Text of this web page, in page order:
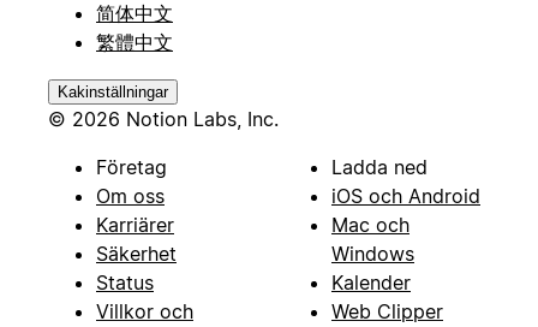
简体中文
繁體中文
Kakinställningar
© 2026 Notion Labs, Inc.
Företag
Om oss
Karriärer
Säkerhet
Status
Villkor och
Ladda ned
iOS och Android
Mac och
Windows
Kalender
Web Clipper